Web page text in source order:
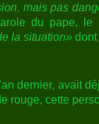
mais pas
du pape, le
la situation» dont
dernier, avait
rouge, cette